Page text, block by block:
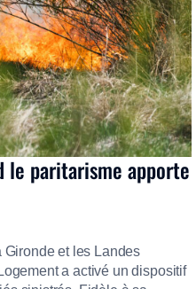
le paritarisme apporte
et les Landes
a activé un dispositif